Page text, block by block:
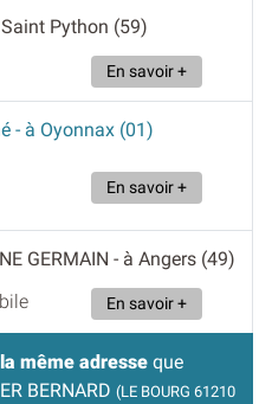
Python (59)
En savoir +
- à Oyonnax (01)
En savoir +
GERMAIN - à Angers (49)
En savoir +
la même adresse que
BERNARD (LE BOURG 61210